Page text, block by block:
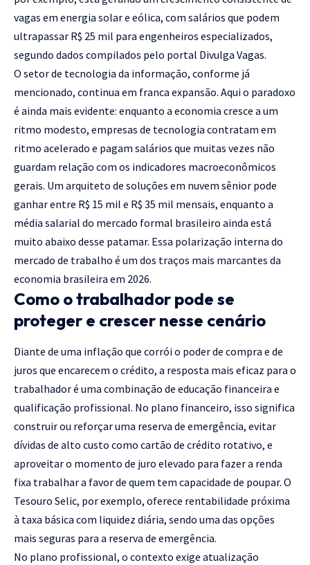
vagas em energia solar e eólica, com salários que podem
ultrapassar R$ 25 mil para engenheiros especializados,
segundo dados compilados pelo portal Divulga Vagas.
O setor de tecnologia da informação, conforme já
mencionado, continua em franca expansão. Aqui o paradoxo
é ainda mais evidente: enquanto a economia cresce a um
ritmo modesto, empresas de tecnologia contratam em
ritmo acelerado e pagam salários que muitas vezes não
guardam relação com os indicadores macroeconômicos
gerais. Um arquiteto de soluções em nuvem sênior pode
ganhar entre R$ 15 mil e R$ 35 mil mensais, enquanto a
média salarial do mercado formal brasileiro ainda está
muito abaixo desse patamar. Essa polarização interna do
mercado de trabalho é um dos traços mais marcantes da
economia brasileira em 2026.
Como o trabalhador pode se
proteger e crescer nesse cenário
Diante de uma inflação que corrói o poder de compra e de
juros que encarecem o crédito, a resposta mais eficaz para o
trabalhador é uma combinação de educação financeira e
qualificação profissional. No plano financeiro, isso significa
construir ou reforçar uma reserva de emergência, evitar
dívidas de alto custo como cartão de crédito rotativo, e
aproveitar o momento de juro elevado para fazer a renda
fixa trabalhar a favor de quem tem capacidade de poupar. O
Tesouro Selic, por exemplo, oferece rentabilidade próxima
à taxa básica com liquidez diária, sendo uma das opções
mais seguras para a reserva de emergência.
No plano profissional, o contexto exige atualização